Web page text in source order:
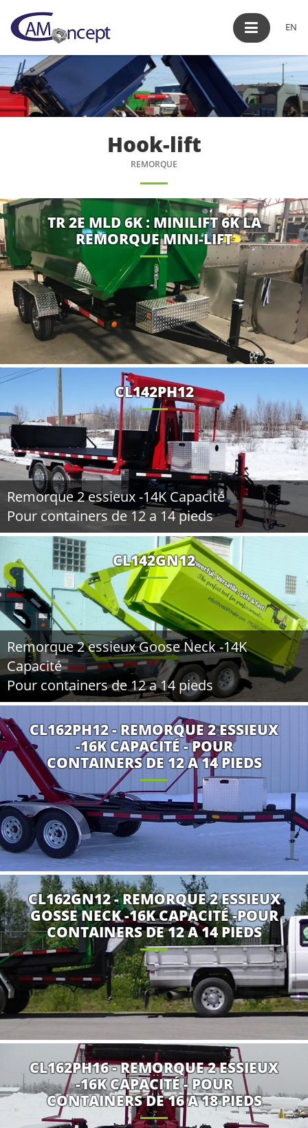
EN
Hook-lift
REMORQUE
TR 2E MLD 6K : MINILIFT 6K LA
REMORQUE MINI-LIFT
CL142PH12
Remorque 2 essieux -14K Capacité
Pour containers de 12 a 14 pieds
CL142GN12
Remorque 2 essieux Goose Neck -14K
Capacité
Pour containers de 12 a 14 pieds
CL162PH12 - REMORQUE 2 ESSIEUX
-16K CAPACITÉ - POUR
CONTAINERS DE 12 A 14 PIEDS
CL162GN12 - REMORQUE 2 ESSIEUX
GOSSE NECK -16K CAPACITÉ -POUR
CONTAINERS DE 12 A 14 PIEDS
CL162PH16 - REMORQUE 2 ESSIEUX
-16K CAPACITÉ - POUR
CONTAINERS DE 16 A 18 PIEDS